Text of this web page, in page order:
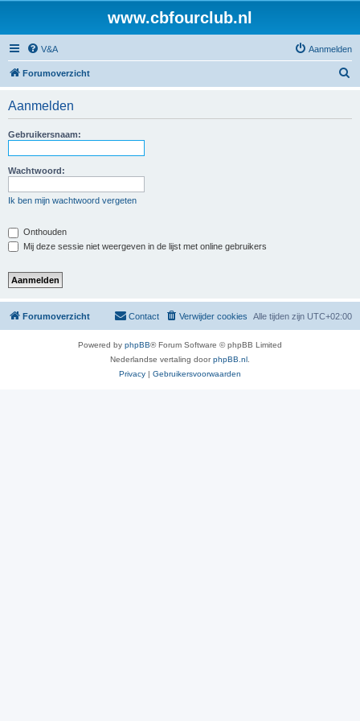
www.cbfourclub.nl
V&A Aanmelden
Forumoverzicht
Aanmelden
Gebruikersnaam:
Wachtwoord:
Ik ben mijn wachtwoord vergeten
Onthouden
Mij deze sessie niet weergeven in de lijst met online gebruikers
Forumoverzicht Alle tijden zijn UTC+02:00
Verwijder cookies
Contact
Powered by phpBB® Forum Software © phpBB Limited
Nederlandse vertaling doorphpBB.nl.
Privacy | Gebruikersvoorwaarden